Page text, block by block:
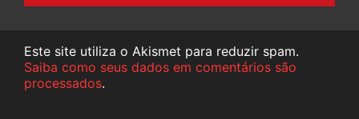
Este site utiliza o Akismet para reduzir spam.
Saiba como seus dados em comentários são
processados.